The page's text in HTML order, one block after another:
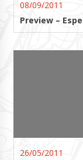
08/09/2011
Preview –
26/05/2011